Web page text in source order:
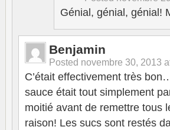
Génial, génial, génial!
Benjamin
Posted novembre 30, 2013
C’était effectivement très
sauce était tout simplement
moitié avant de remettre tous
raison! Les sucs sont restés